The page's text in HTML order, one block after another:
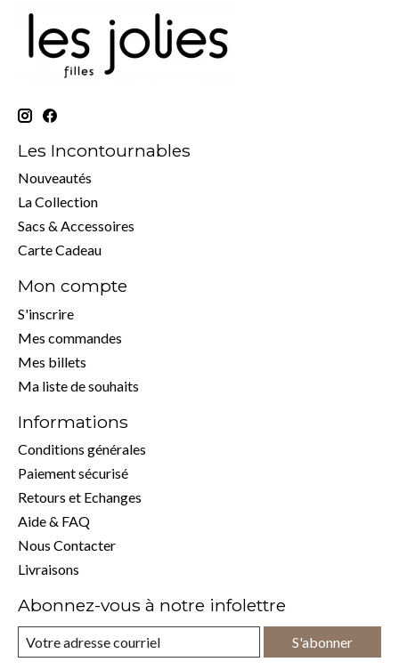
Les Incontournables
Nouveautés
La Collection
Sacs & Accessoires
Carte Cadeau
Mon compte
S'inscrire
Mes commandes
Mes billets
Ma liste de souhaits
Informations
Conditions générales
Paiement sécurisé
Retours et Echanges
Aide & FAQ
Nous Contacter
Livraisons
Abonnez-vous à notre infolettre
S'abonner